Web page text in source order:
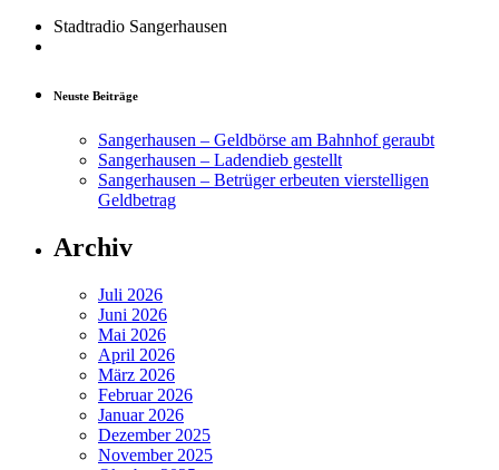
Stadtradio Sangerhausen
Neuste Beiträge
Sangerhausen – Geldbörse am Bahnhof geraubt
Sangerhausen – Ladendieb gestellt
Sangerhausen – Betrüger erbeuten vierstelligen
Geldbetrag
Archiv
Juli 2026
Juni 2026
Mai 2026
April 2026
März 2026
Februar 2026
Januar 2026
Dezember 2025
November 2025